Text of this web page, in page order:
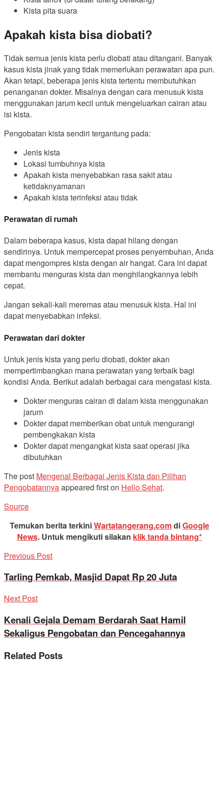
Kista pita suara
Apakah kista bisa diobati?
Tidak semua jenis kista perlu diobati atau ditangani. Banyak
kasus kista jinak yang tidak memerlukan perawatan apa pun.
Akan tetapi, beberapa jenis kista tertentu membutuhkan
penanganan dokter. Misalnya dengan cara menusuk kista
menggunakan jarum kecil untuk mengeluarkan cairan atau
isi kista.
Pengobatan kista sendiri tergantung pada:
Jenis kista
Lokasi tumbuhnya kista
Apakah kista menyebabkan rasa sakit atau
ketidaknyamanan
Apakah kista terinfeksi atau tidak
Perawatan di rumah
Dalam beberapa kasus, kista dapat hilang dengan
sendirinya. Untuk mempercepat proses penyembuhan, Anda
dapat mengompres kista dengan air hangat. Cara ini dapat
membantu menguras kista dan menghilangkannya lebih
cepat.
Jangan sekali-kali meremas atau menusuk kista. Hal ini
dapat menyebabkan infeksi.
Perawatan dari dokter
Untuk jenis kista yang perlu diobati, dokter akan
mempertimbangkan mana perawatan yang terbaik bagi
kondisi Anda. Berikut adalah berbagai cara mengatasi kista.
Dokter menguras cairan di dalam kista menggunakan
jarum
Dokter dapat memberikan obat untuk mengurangi
pembengkakan kista
Dokter dapat mengangkat kista saat operasi jika
dibutuhkan
The post Mengenal Berbagai Jenis Kista dan Pilihan
Pengobatannyaappeared first on Hello Sehat.
Source
Temukan berita terkiniWartatangerang.comdiGoogle
News. Untuk mengikuti silakan klik tanda bintang*
Previous Post
Tarling Pemkab, Masjid Dapat Rp 20 Juta
Next Post
Kenali Gejala Demam Berdarah Saat Hamil
Sekaligus Pengobatan dan Pencegahannya
Related Posts